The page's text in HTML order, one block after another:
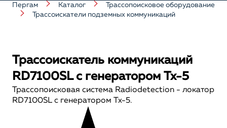
Пергам Каталог
Трассопоисковое оборудование
Трассоискатели подземных коммуникаций
Трассоискатель коммуникаций
RD7100SL с генератором Tx-5
Трассопоисковая система Radiodetection - локатор
RD7100SL с генератором Tx-5.